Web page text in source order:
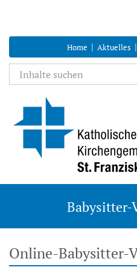
Home | Aktuelles |
Online-Babysitter-